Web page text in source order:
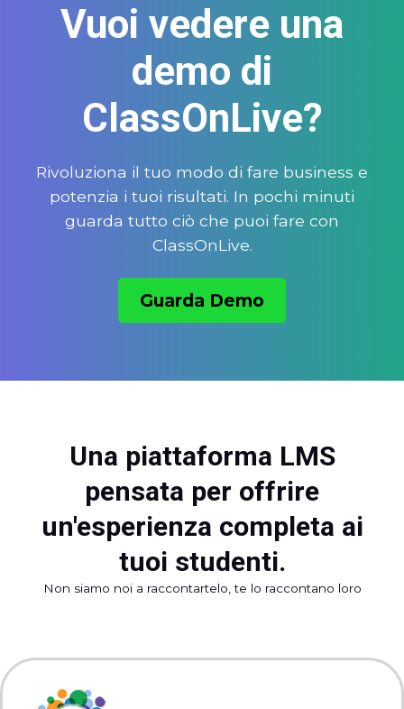
Vuoi vedere una
demo di
ClassOnLive?
Rivoluziona il tuo modo di fare business e
potenzia i tuoi risultati. In pochi minuti
guarda tutto ciò che puoi fare con
ClassOnLive.
Guarda Demo
Una piattaforma LMS
pensata per offrire
un'esperienza completa ai
tuoi studenti.
Non siamo noi a raccontartelo, te lo raccontano loro